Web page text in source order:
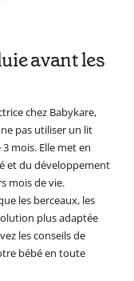
avant les
chez Babykare,
pas utiliser un lit
mois. Elle met en
et du développement
mois de vie.
les berceaux, les
plus adaptée
les conseils de
bébé en toute